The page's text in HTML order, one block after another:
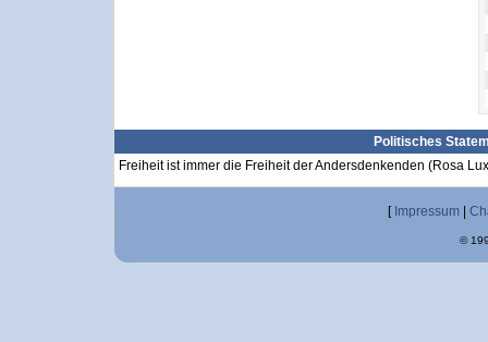
Politisches
Freiheit ist immer die Freiheit der Andersdenkenden (Rosa
[ Impressum
©